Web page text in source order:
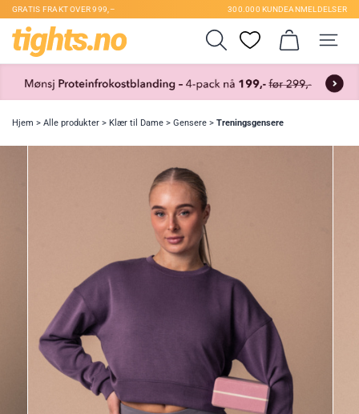
GRATIS FRAKT OVER 999,– 300.000 KUNDEANMELDELSER
Hjem > Alle produkter > Klær til Dame > Gensere > Treningsgensere